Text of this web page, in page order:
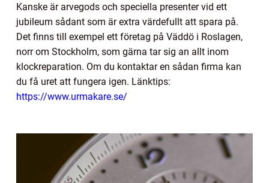
Kanske är arvegods och speciella presenter vid ett
jubileum sådant som är extra värdefullt att spara på.
Det finns till exempel ett företag på Väddö i Roslagen,
norr om Stockholm, som gärna tar sig an allt inom
klockreparation. Om du kontaktar en sådan firma kan
du få uret att fungera igen. Länktips:
https://www.urmakare.se/